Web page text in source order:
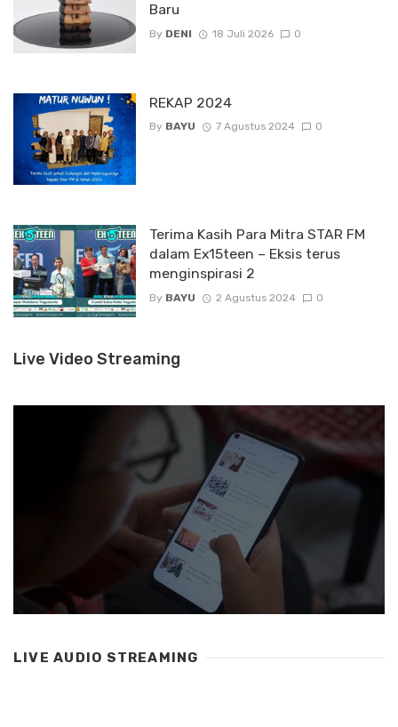
Baru
By DENI 18 Juli 2026 0
REKAP 2024
By BAYU 7 Agustus 2024 0
Terima Kasih Para Mitra STAR FM
dalam Ex15teen – Eksis terus
menginspirasi 2
By BAYU 2 Agustus 2024 0
Live Video Streaming
LIVE AUDIO STREAMING